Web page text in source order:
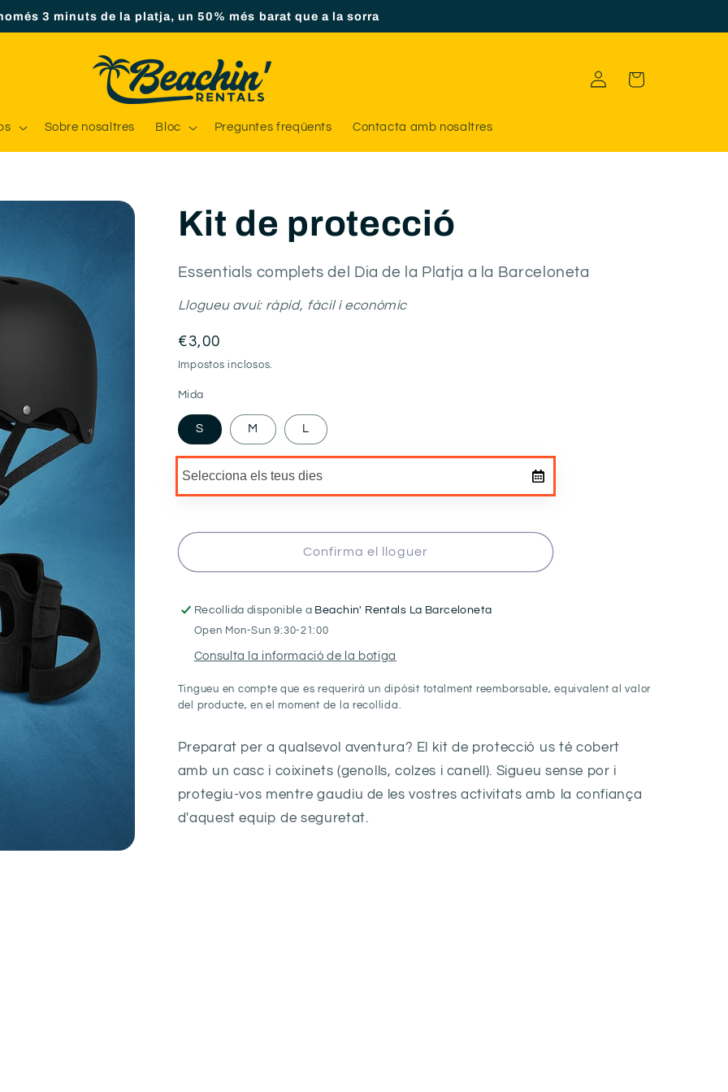
3 minuts de la platja, un 50% més barat que a la sorra
Sobre nosaltres Bloc Preguntes freqüents Contacta amb nosaltres
Iniciar
Sessió
Carro
Kit de protecció
Essentials complets del Dia de la Platja a la Barceloneta
Llogueu avui: ràpid, fàcil i econòmic
Preu
regular
€3,00
Impostos inclosos.
Mida
S M L
Confirma el lloguer
Recollida disponible a Beachin' Rentals La Barceloneta
Open Mon-Sun 9:30-21:00
Consulta la informació de la botiga
Tingueu en compte que es requerirà un dipòsit totalment reemborsable, equivalent al valor
del producte, en el moment de la recollida.
Preparat per a qualsevol aventura? El kit de protecció us té cobert
amb un casc i coixinets (genolls, colzes i canell). Sigueu sense por i
protegiu-vos mentre gaudiu de les vostres activitats amb la confiança
d'aquest equip de seguretat.